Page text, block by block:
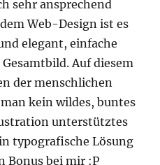
sehr ansprechend
Web-Design ist es
elegant, einfache
Auf diesem
der menschlichen
kein wildes, buntes
unterstütztes
typografische Lösung
Bonus bei mir :P